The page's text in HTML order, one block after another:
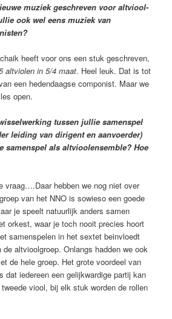
muziek geschreven voor altviool-
ook wel eens muziek van
heeft voor ons een stuk geschreven,
altviolen in 5/4 maat. Heel leuk. Dat is tot
een hedendaagse componist. Maar we
open.
tussen jullie samenspel
leiding van dirigent en aanvoerder)
samenspel als altvioolensemble? Hoe
vraag….Daar hebben we nog niet over
van het NNO is sowieso een goede
je speelt natuurlijk anders samen
orkest, waar je toch nooit precies hoort
samenspelen in het sextet beinvloedt
altvioolgroep. Onlangs hadden we ook
de hele groep. Het grote voordeel van
dat iedereen een gelijkwardige partij kan
viool, bij elk stuk worden de rollen